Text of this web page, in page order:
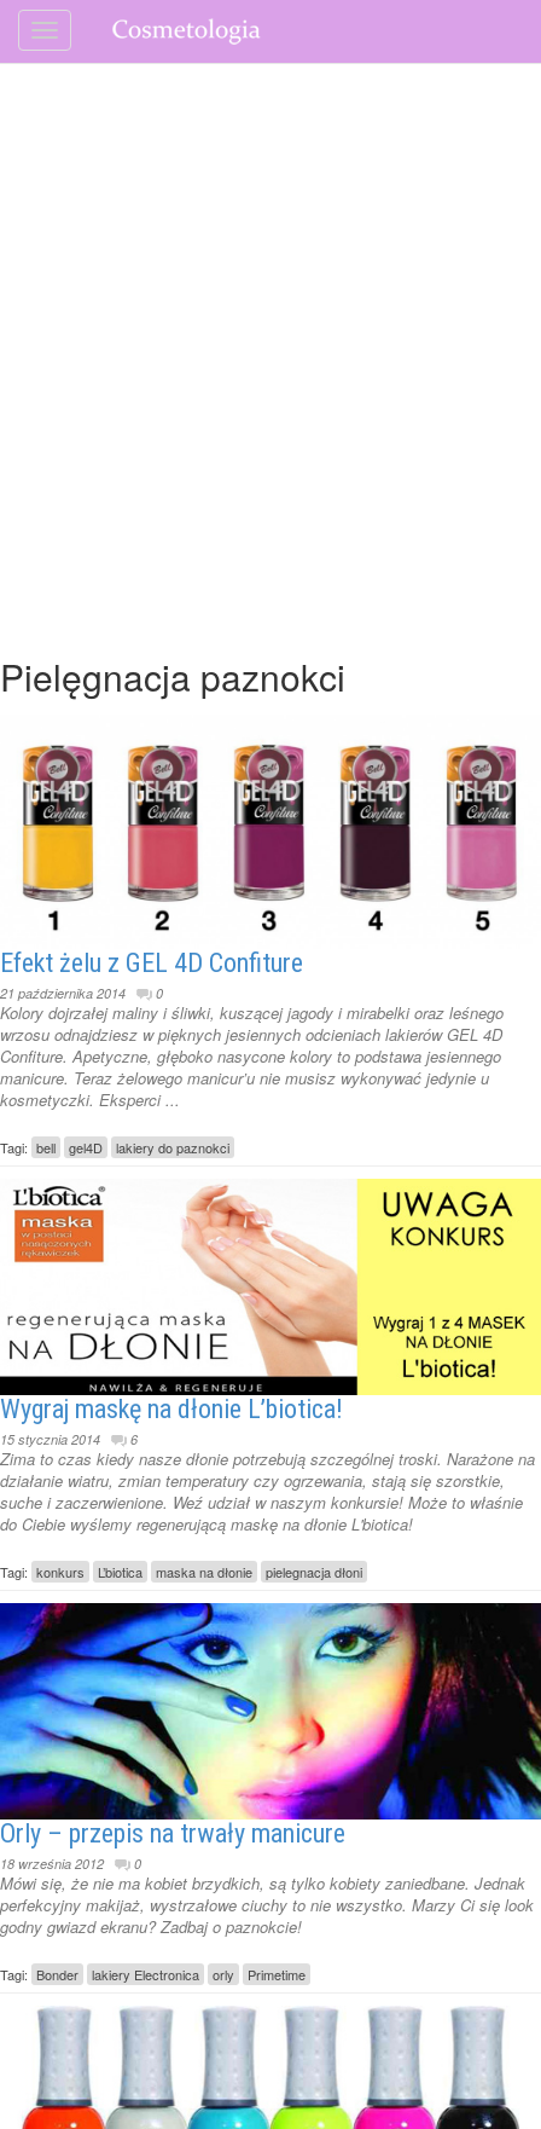
Pielęgnacja paznokci
Efekt żelu z GEL 4D Confiture
21 października 2014 0
Kolory dojrzałej maliny i śliwki, kuszącej jagody i mirabelki oraz leśnego
wrzosu odnajdziesz w pięknych jesiennych odcieniach lakierów GEL 4D
Confiture. Apetyczne, głęboko nasycone kolory to podstawa jesiennego
manicure. Teraz żelowego manicur’u nie musisz wykonywać jedynie u
kosmetyczki. Eksperci ...
Tagi: bell gel4D lakiery do paznokci
Wygraj maskę na dłonie L’biotica!
15 stycznia 2014 6
Zima to czas kiedy nasze dłonie potrzebują szczególnej troski. Narażone na
działanie wiatru, zmian temperatury czy ogrzewania, stają się szorstkie,
suche i zaczerwienione. Weź udział w naszym konkursie! Może to właśnie
do Ciebie wyślemy regenerującą maskę na dłonie L'biotica!
Tagi: konkurs L’biotica maska na dłonie pielegnacja dłoni
Orly – przepis na trwały manicure
18 września 2012 0
Mówi się, że nie ma kobiet brzydkich, są tylko kobiety zaniedbane. Jednak
perfekcyjny makijaż, wystrzałowe ciuchy to nie wszystko. Marzy Ci się look
godny gwiazd ekranu? Zadbaj o paznokcie!
Tagi: Bonder lakiery Electronica orly Primetime